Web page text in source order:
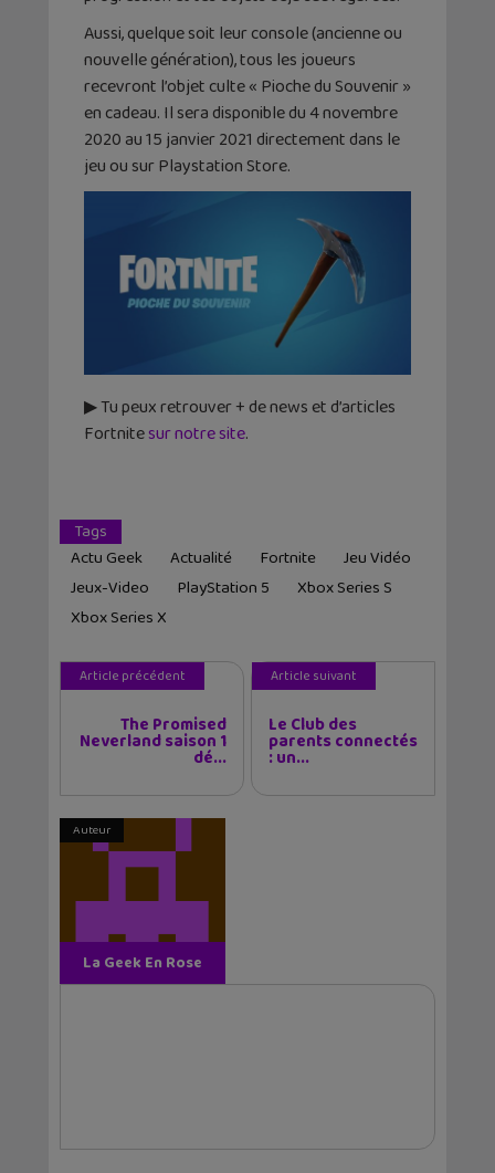
Aussi, quelque soit leur console (ancienne ou
nouvelle génération), tous les joueurs
recevront l’objet culte « Pioche du Souvenir »
en cadeau. Il sera disponible du 4 novembre
2020 au 15 janvier 2021 directement dans le
jeu ou sur Playstation Store.
▶ Tu peux retrouver + de news et d’articles
Fortnitesur notre site.
Tags
Actu Geek
Actualité Fortnite
Jeu Vidéo
Jeux-Video
PlayStation 5
Xbox Series S
Xbox Series X
Article précédent
The Promised
Neverland saison 1
dé...
Article suivant
Le Club des
parents connectés
: un...
Auteur
La Geek En Rose